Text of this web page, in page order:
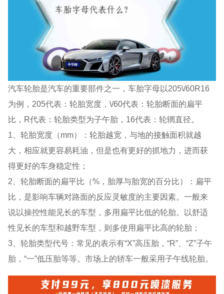
汽车轮胎是汽车的重要部件之一，车胎字母以205\/60R16
为例，205代表：轮胎宽度，\/60代表：轮胎断面的扁平
比，R代表：轮胎类型为子午胎，16代表：轮辋直径。
1、轮胎宽度（mm）：轮胎越宽，与地的接触面积就越
大，相应就更容易耗油，但是也有更好的抓地力，进而获
得更好的车身稳定性；
2、轮胎断面的扁平比（%，胎厚与胎宽的百分比）：扁平
比，是影响车辆对路面的反应灵敏度的主要因素。一般来
说以操控性能见长的车型，多用扁平比低的轮胎。以舒适
性见长的车型和越野车型，则多使用扁平比高的轮胎；
3、轮胎类型代号：常见的表示有“X”高压胎，“R”、“Z”子午
胎，“一”低压胎等等。市场上的轿车一般采用子午线轮胎。